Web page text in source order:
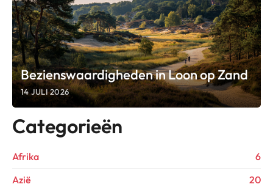
Bezienswaardigheden in Loon op Zand
14 JULI 2026
Categorieën
Afrika
6
Azië
20